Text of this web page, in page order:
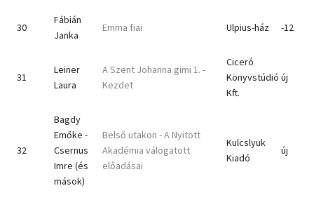
30
Fábián
Janka
Emma fiai Ulpius-ház -12
31
Leiner
Laura
A Szent Johanna gimi 1. -
Kezdet
Ciceró
Könyvstúdió
Kft.
új
32
Bagdy
Emőke -
Csernus
Imre (és
mások)
Belső utakon - A Nyitott
Akadémia válogatott
előadásai
Kulcslyuk
Kiadó
új